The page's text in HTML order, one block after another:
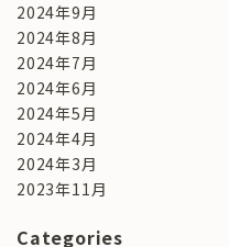
2024年9月
2024年8月
2024年7月
2024年6月
2024年5月
2024年4月
2024年3月
2023年11月
Categories